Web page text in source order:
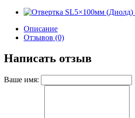
Описание
Отзывов (0)
Написать отзыв
Ваше имя: